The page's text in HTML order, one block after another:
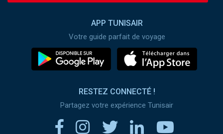
APP TUNISAIR
Votre guide parfait de voyage
RESTEZ CONNECTÉ !
Partagez votre expérience Tunisair